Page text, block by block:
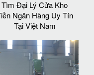
Tìm Đại Lý Cửa Kho
Ngân Hàng Uy Tín
Tại Việt Nam